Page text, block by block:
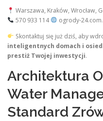
Warszawa, Kraków, Wrocław,
570 933 114
ogrody-
Skontaktuj się już dziś, aby
inteligentnych domach i
prestiż Twojej inwestycji.
Architektura
Water
Standard